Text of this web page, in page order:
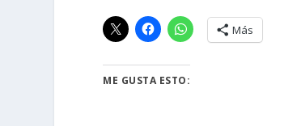
Más
ME GUSTA ESTO: